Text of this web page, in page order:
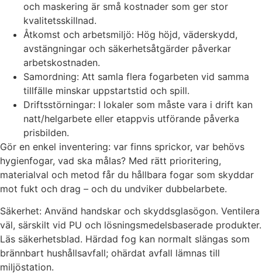
och maskering är små kostnader som ger stor
kvalitetsskillnad.
Åtkomst och arbetsmiljö: Hög höjd, väderskydd,
avstängningar och säkerhetsåtgärder påverkar
arbetskostnaden.
Samordning: Att samla flera fogarbeten vid samma
tillfälle minskar uppstartstid och spill.
Driftsstörningar: I lokaler som måste vara i drift kan
natt/helgarbete eller etappvis utförande påverka
prisbilden.
Gör en enkel inventering: var finns sprickor, var behövs
hygienfogar, vad ska målas? Med rätt prioritering,
materialval och metod får du hållbara fogar som skyddar
mot fukt och drag – och du undviker dubbelarbete.
Säkerhet: Använd handskar och skyddsglasögon. Ventilera
väl, särskilt vid PU och lösningsmedelsbaserade produkter.
Läs säkerhetsblad. Härdad fog kan normalt slängas som
brännbart hushållsavfall; ohärdat avfall lämnas till
miljöstation.